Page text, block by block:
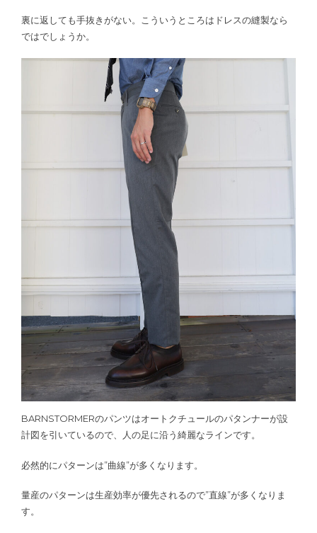
裏に返しても手抜きがない。こういうところはドレスの縫製なら
ではでしょうか。
BARNSTORMERのパンツはオートクチュールのパタンナーが設
計図を引いているので、人の足に沿う綺麗なラインです。
必然的にパターンは”曲線”が多くなります。
量産のパターンは生産効率が優先されるので”直線”が多くなりま
す。